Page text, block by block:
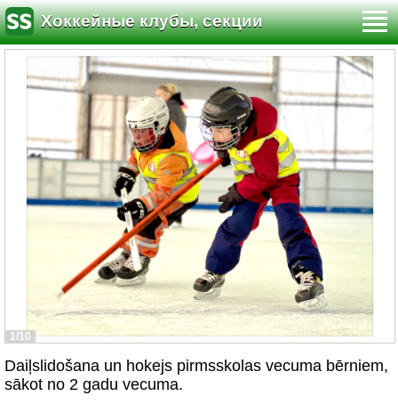
Хоккейные клубы, секции
1/10
Daiļslidošana un hokejs pirmsskolas vecuma bērniem,
sākot no 2 gadu vecuma.